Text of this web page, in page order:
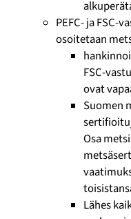
PEFC- ja FSC-
osoitetaan
FSC-
ovat
Suomen
Osa
Lähes